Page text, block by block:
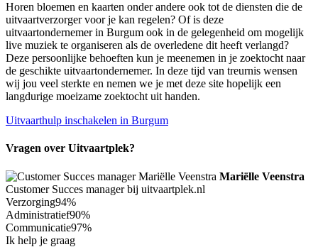
Horen bloemen en kaarten onder andere ook tot de diensten die de
uitvaartverzorger voor je kan regelen? Of is deze
uitvaartondernemer in Burgum ook in de gelegenheid om mogelijk
live muziek te organiseren als de overledene dit heeft verlangd?
Deze persoonlijke behoeften kun je meenemen in je zoektocht naar
de geschikte uitvaartondernemer. In deze tijd van treurnis wensen
wij jou veel sterkte en nemen we je met deze site hopelijk een
langdurige moeizame zoektocht uit handen.
Uitvaarthulp inschakelen in Burgum
Vragen over Uitvaartplek?
Mariëlle Veenstra
Customer Succes manager bij uitvaartplek.nl
Verzorging94%
Administratief90%
Communicatie97%
Ik help je graag